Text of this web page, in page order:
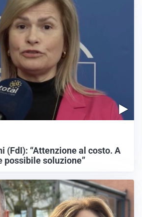
(FdI): “Attenzione al costo. A
possibile soluzione”